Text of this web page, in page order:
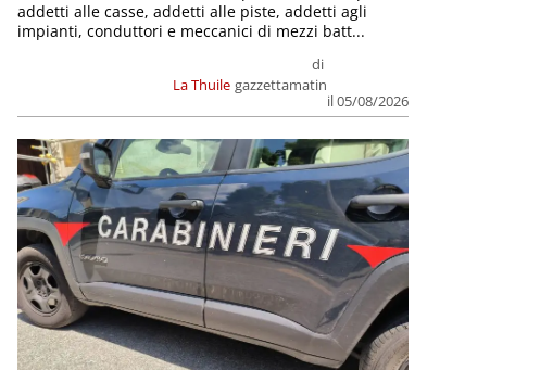
La Thuile
di
gazzettamatin
il 05/08/2026
addetti alle casse, addetti alle piste, addetti agli
impianti, conduttori e meccanici di mezzi batt...